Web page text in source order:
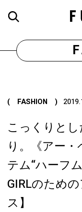
( FASHION )
こっくりと
り。《アー
テム“ハーフ
GIRLのため
ス】